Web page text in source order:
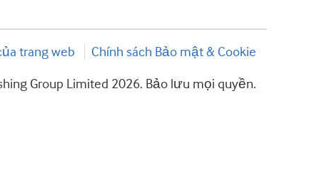
trang web Chính sách Bảo mật & Cookie
Group Limited 2026. Bảo lưu mọi quyền.